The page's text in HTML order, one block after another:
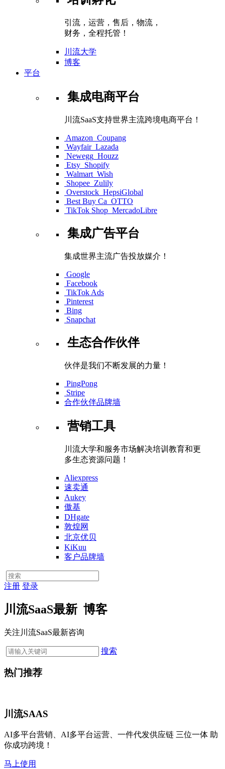
引流，运营，售后，物流，
财务，全程托管！
川流大学
博客
平台
集成电商平台
川流SaaS支持世界主流跨境电商平台！
Amazon Coupang
Wayfair Lazada
Newegg Houzz
Etsy Shopify
Walmart Wish
Shopee Zulily
Overstock HepsiGlobal
Best Buy Ca OTTO
TikTok Shop MercadoLibre
集成广告平台
集成世界主流广告投放媒介！
Google
Facebook
TikTok Ads
Pinterest
Bing
Snapchat
生态合作伙伴
伙伴是我们不断发展的力量！
PingPong
Stripe
合作伙伴品牌墙
营销工具
川流大学和服务市场解决培训教育和更
多生态资源问题！
Aliexpress
速卖通
Aukey
傲基
DHgate
敦煌网
北京优贝
KiKuu
客户品牌墙
注册 登录
川流SaaS最新 博客
关注川流SaaS最新咨询
搜索
热门推荐
川流SAAS
AI多平台营销、AI多平台运营、一件代发供应链 三位一体 助
你成功跨境！
马上使用